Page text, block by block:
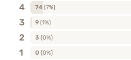
4 74 (7%)
3 9 (1%)
2 3 (0%)
1 0 (0%)